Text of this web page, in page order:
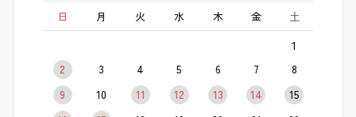
日
月 火 水 木 金 土
1
2
3 4 5 6 7
8
9
10 11 12 13 14
15